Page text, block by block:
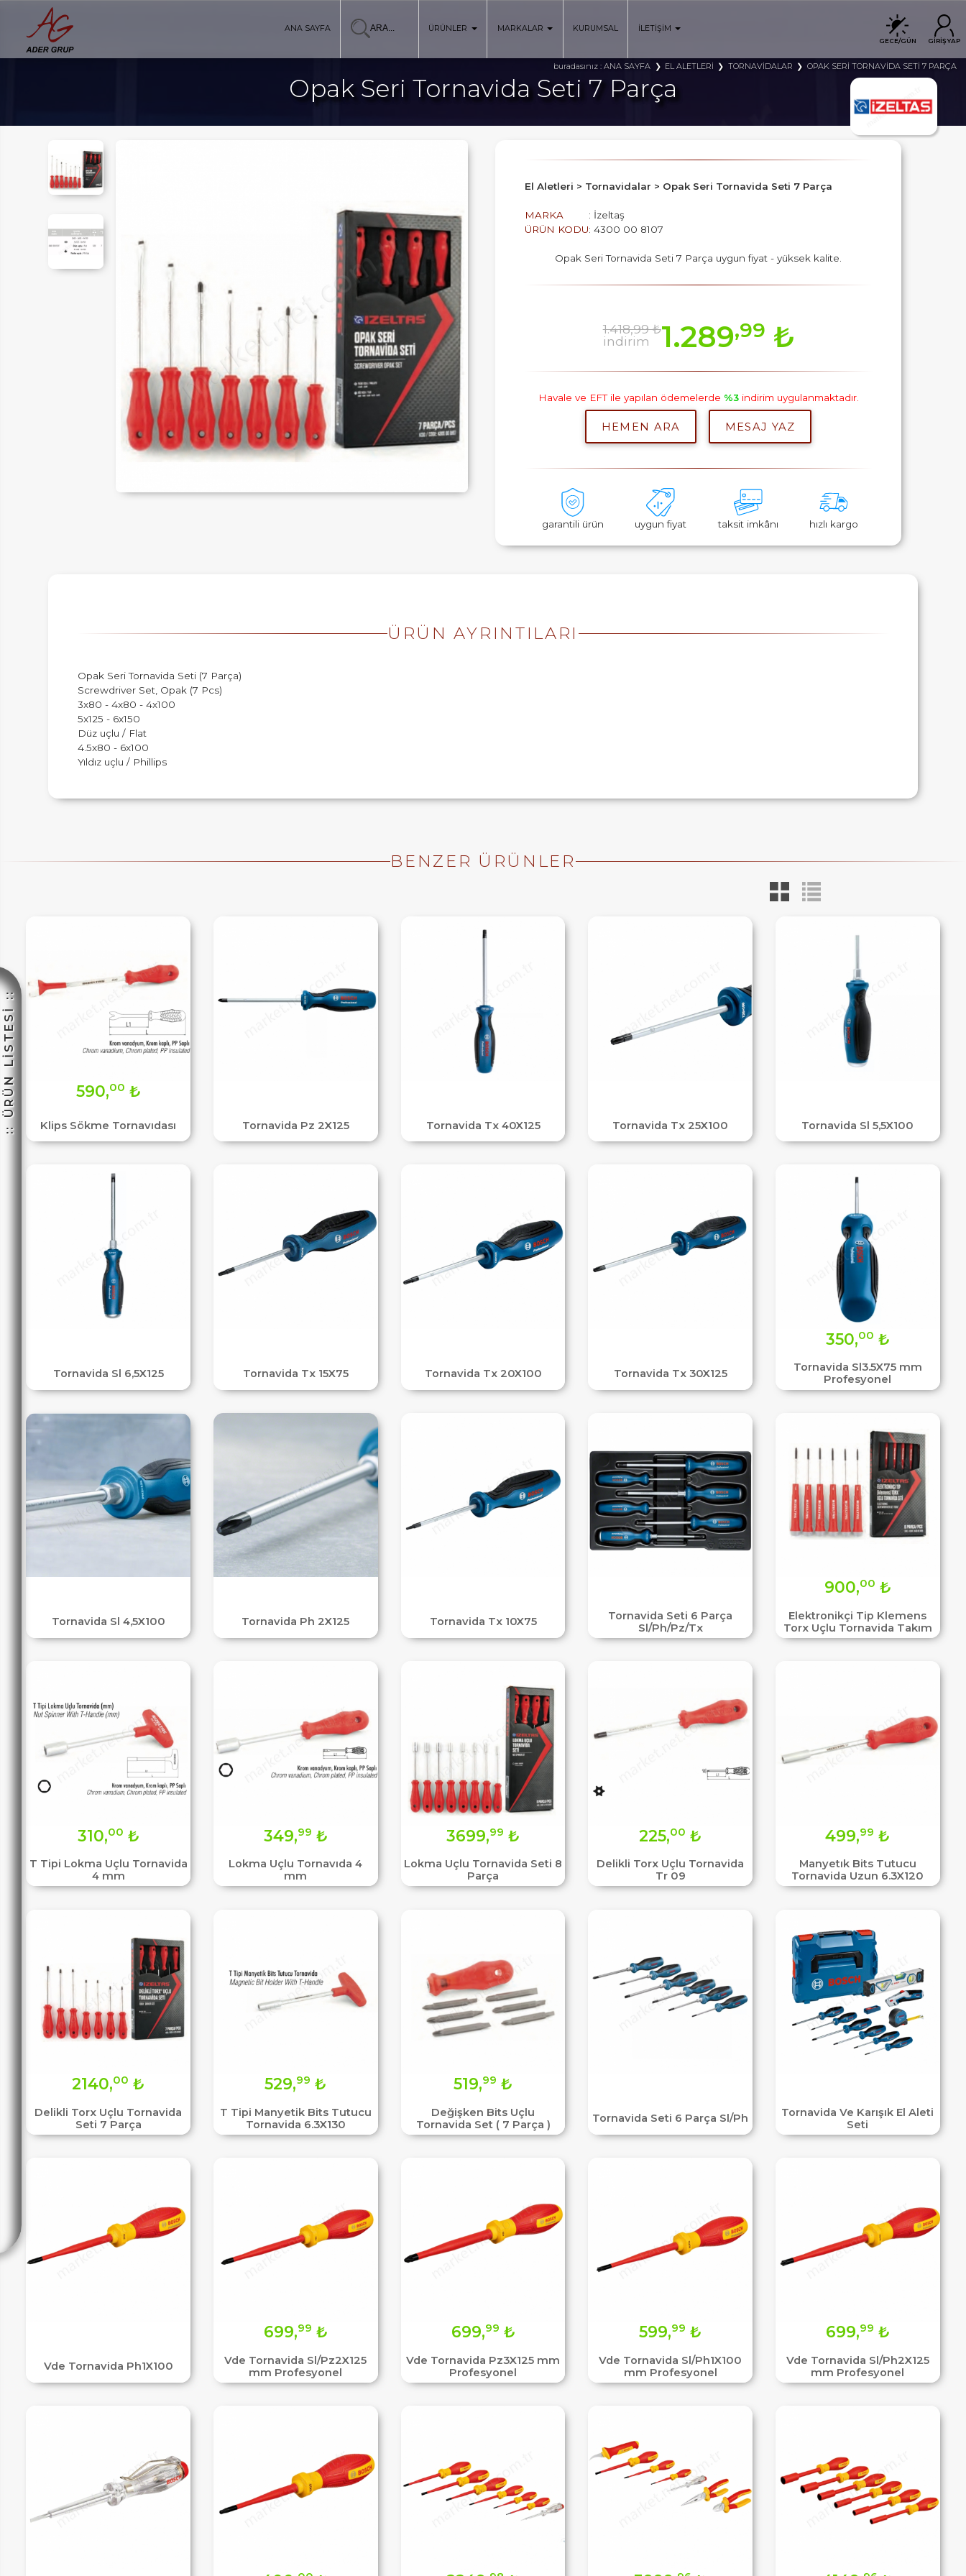
☽
:: ÜRÜN LİSTESİ ::
GECE/GÜN GİRİŞ YAP
ANA SAYFA ÜRÜNLER MARKALAR KURUMSAL İLETİŞİM
buradasınız :ANA SAYFA EL ALETLERİ TORNAVİDALAR OPAK SERİ TORNAVİDA SETİ 7 PARÇA
Opak Seri Tornavida Seti 7 Parça
El Aletleri > Tornavidalar > Opak Seri Tornavida Seti 7 Parça
MARKA
: İzeltaş
ÜRÜN KODU: 4300 00 8107
Opak Seri Tornavida Seti 7 Parça uygun fiyat - yüksek kalite.
1.418,99 ₺
indirim
1.289,99 ₺
Havale ve EFT ile yapılan ödemelerde %3indirim uygulanmaktadır.
HEMEN ARA MESAJ YAZ
garantili ürün uygun fiyat taksit imkânı hızlı kargo
ÜRÜN AYRINTILARI
Opak Seri Tornavida Seti (7 Parça)
Screwdriver Set, Opak (7 Pcs)
3x80 - 4x80 - 4x100
5x125 - 6x150
Düz uçlu / Flat
4.5x80 - 6x100
Yıldız uçlu / Phillips
BENZER ÜRÜNLER
Klips Sökme Tornavıdası
590,00 ₺
Tornavida Pz 2X125 Tornavida Tx 40X125 Tornavida Tx 25X100 Tornavida Sl 5,5X100
Tornavida Sl 6,5X125 Tornavida Tx 15X75 Tornavida Tx 20X100 Tornavida Tx 30X125
Tornavida Sl3.5X75 mm
Profesyonel
350,00 ₺
Tornavida Sl 4,5X100 Tornavida Ph 2X125 Tornavida Tx 10X75
Tornavida Seti 6 Parça
Sl/Ph/Pz/Tx
Elektronikçi Tip Klemens
Torx Uçlu Tornavida Takım
900,00 ₺
T Tipi Lokma Uçlu Tornavida
4 mm
310,00 ₺
Lokma Uçlu Tornavıda 4
mm
349,99 ₺
Lokma Uçlu Tornavida Seti 8
Parça
3699,99 ₺
Delikli Torx Uçlu Tornavida
Tr 09
225,00 ₺
Manyetık Bits Tutucu
Tornavida Uzun 6.3X120
499,99 ₺
Delikli Torx Uçlu Tornavida
Seti 7 Parça
2140,00 ₺
T Tipi Manyetik Bits Tutucu
Tornavida 6.3X130
529,99 ₺
Değişken Bits Uçlu
Tornavida Set ( 7 Parça )
519,99 ₺
Tornavida Seti 6 Parça Sl/Ph
Tornavida Ve Karışık El Aleti
Seti
Vde Tornavida Ph1X100
Vde Tornavida Sl/Pz2X125
mm Profesyonel
699,99 ₺
Vde Tornavida Pz3X125 mm
Profesyonel
699,99 ₺
Vde Tornavida Sl/Ph1X100
mm Profesyonel
599,99 ₺
Vde Tornavida Sl/Ph2X125
mm Profesyonel
699,99 ₺